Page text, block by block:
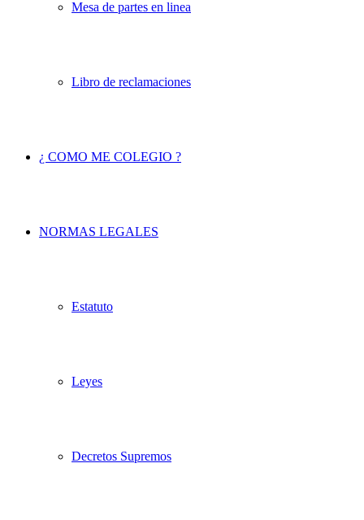
Mesa de partes en linea
Libro de reclamaciones
¿ COMO ME COLEGIO ?
NORMAS LEGALES
Estatuto
Leyes
Decretos Supremos